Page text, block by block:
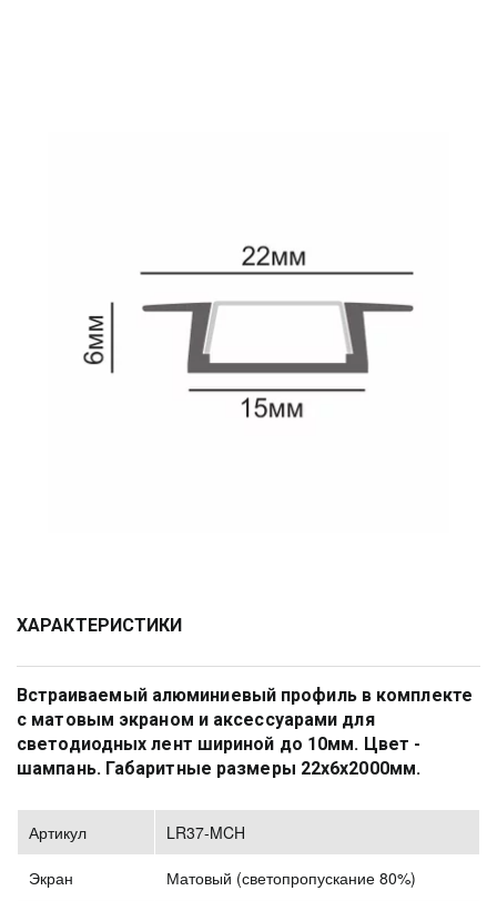
ХАРАКТЕРИСТИКИ
Встраиваемый алюминиевый профиль в комплекте
с матовым экраном и аксессуарами для
светодиодных лент шириной до 10мм. Цвет -
шампань. Габаритные размеры 22х6х2000мм.
Артикул LR37-MCH
Экран Матовый (светопропускание 80%)